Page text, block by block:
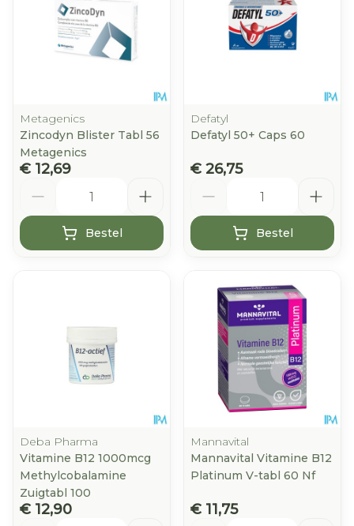
Metagenics
Zincodyn Blister Tabl 56
Metagenics
€ 12,69
Bestel
Defatyl
Defatyl 50+ Caps 60
€ 26,75
Bestel
Deba Pharma
Vitamine B12 1000mcg
Methylcobalamine
Zuigtabl 100
€ 12,90
Mannavital
Mannavital Vitamine B12
Platinum V-tabl 60 Nf
€ 11,75